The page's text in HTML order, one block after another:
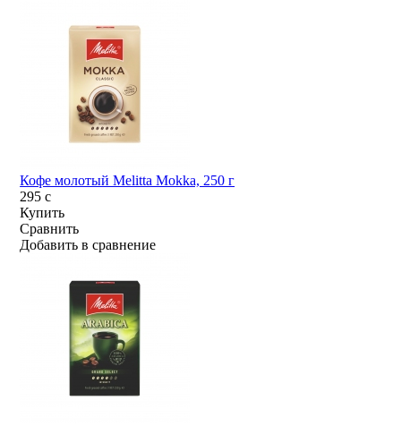
Кофе молотый Melitta Mokka, 250 г
295c
Купить
Сравнить
Добавить в сравнение